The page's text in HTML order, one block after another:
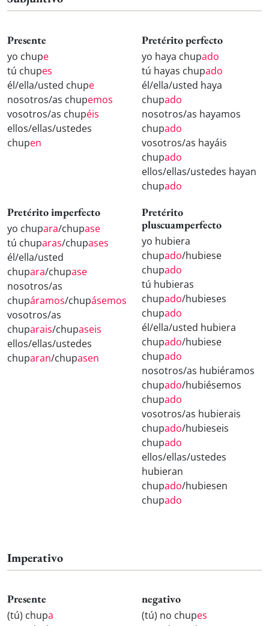
Presente
yo chupe
tú chupes
él/ella/usted chupe
nosotros/as chupemos
vosotros/as chupéis
ellos/ellas/ustedes
chupen
Pretérito perfecto
yo haya chupado
tú hayas chupado
él/ella/usted haya
chupado
nosotros/as hayamos
chupado
vosotros/as hayáis
chupado
ellos/ellas/ustedes hayan
chupado
Pretérito imperfecto
yo chupara/chupase
tú chuparas/chupases
él/ella/usted
chupara/chupase
nosotros/as
chupáramos/chupásemos
vosotros/as
chuparais/chupaseis
ellos/ellas/ustedes
chuparan/chupasen
Pretérito
pluscuamperfecto
yo hubiera
chupado/hubiese
chupado
tú hubieras
chupado/hubieses
chupado
él/ella/usted hubiera
chupado/hubiese
chupado
nosotros/as hubiéramos
chupado/hubiésemos
chupado
vosotros/as hubierais
chupado/hubieseis
chupado
ellos/ellas/ustedes
hubieran
chupado/hubiesen
chupado
Imperativo
Presente
(tú) chupa
negativo
(tú) no chupes